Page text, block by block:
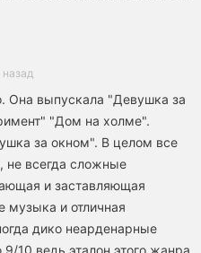
назад
Она выпускала "Девушка за
"Дом на холме".
за окном". В целом все
не всегда сложные
и заставляющая
музыка и отличная
дико неарденарные
10 ведь эталон этого жанра